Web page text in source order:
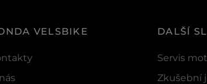
VELSBIKE DALŠÍ
Servis
Zkušební